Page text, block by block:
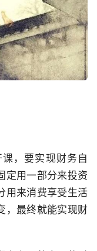
，要实现财务自
定用一部分来投资
用来消费享受生活
，最终就能实现财